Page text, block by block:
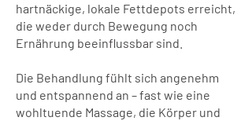
hartnäckige, lokale Fettdepots erreicht,
die weder durch Bewegung noch
Ernährung beeinflussbar sind.
Die Behandlung fühlt sich angenehm
und entspannend an – fast wie eine
wohltuende Massage, die Körper und